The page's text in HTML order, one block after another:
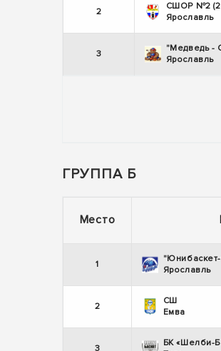
2
СШОР №2
Ярославль
3
"Медведь -
Ярославль
ГРУППА Б
Место
1
Ярославль
2
СШ
Емва
3
БК «Шелби-